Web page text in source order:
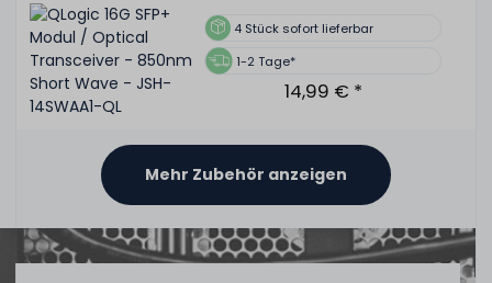
4 Stück sofort lieferbar
1-2 Tage*
14,99 € *
Mehr Zubehör anzeigen